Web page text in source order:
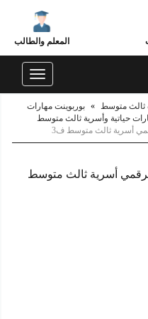
المعلم والطالب
Toggle
ثالث متوسط » بوربوينت مهارات
حياتية وأسرية ثالث متوسط
أسرية ثالث متوسط ف3
أسرية ثالث متوسط